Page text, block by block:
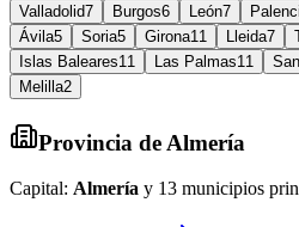
Valladolid7 Burgos6 León7
Ávila5 Soria5 Girona11 Lleida7
Islas Baleares11 Las Palmas11
Melilla2
Provincia de Almería
Capital: Almería y 13 municipios